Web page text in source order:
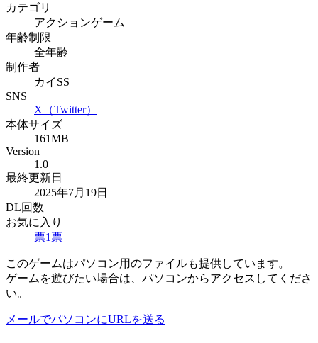
カテゴリ
アクションゲーム
年齢制限
全年齢
制作者
カイSS
SNS
X（Twitter）
本体サイズ
161MB
Version
1.0
最終更新日
2025年7月19日
DL回数
お気に入り
票1票
このゲームはパソコン用のファイルも提供しています。
ゲームを遊びたい場合は、パソコンからアクセスしてくださ
い。
メールでパソコンにURLを送る